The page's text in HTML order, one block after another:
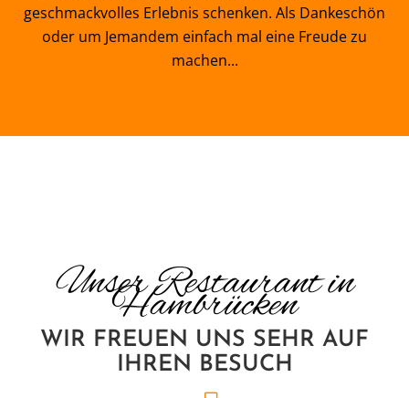
geschmackvolles Erlebnis schenken. Als Dankeschön
oder um Jemandem einfach mal eine Freude zu
machen...
Unser Restaurant in
Hambrücken
WIR FREUEN UNS SEHR AUF
IHREN BESUCH